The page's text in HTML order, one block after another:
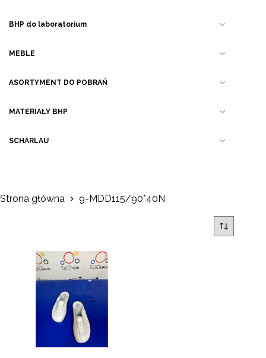
Strona główna 9-MDD115/90*40N
BHP do laboratorium
MEBLE
ASORTYMENT DO POBRAŃ
MATERIAŁY BHP
SCHARLAU